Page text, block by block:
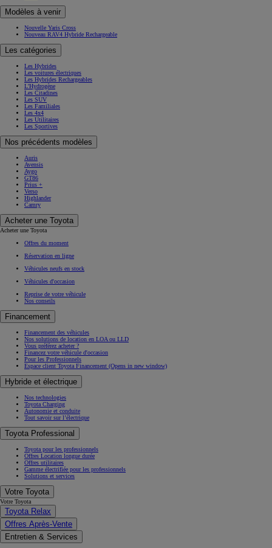
Modèles à venir
Nouvelle Yaris Cross
Nouveau RAV4 Hybride Rechargeable
Les catégories
Les Hybrides
Les voitures électriques
Les Hybrides Rechargeables
L'Hydrogène
Les Citadines
Les SUV
Les Familiales
Les 4x4
Les Utilitaires
Les Sportives
Nos précédents modèles
Auris
Avensis
Aygo
GT86
Prius +
Verso
Highlander
Camry
Acheter une Toyota
Acheter une Toyota
Offres du moment
Réservation en ligne
Véhicules neufs en stock
Véhicules d'occasion
Reprise de votre véhicule
Nos conseils
Financement
Financement des véhicules
Nos solutions de location en LOA ou LLD
Vous préférez acheter ?
Financez votre véhicule d'occasion
Pour les Professionnels
Espace client Toyota Financement (Opens in new window)
Hybride et électrique
Nos technologies
Toyota Charging
Autonomie et conduite
Tout savoir sur l’électrique
Toyota Professional
Toyota pour les professionnels
Offres Location longue durée
Offres utilitaires
Gamme électrifiée pour les professionnels
Solutions et services
Votre Toyota
Votre Toyota
Toyota Relax
Offres Après-Vente
Entretien & Services